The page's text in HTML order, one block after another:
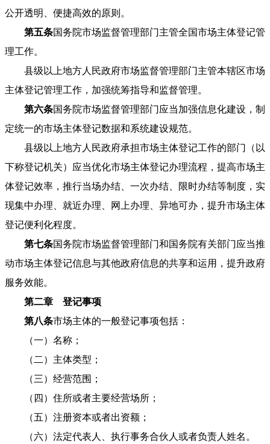
公开透明、便捷高效的原则。
第五条国务院市场监督管理部门主管全国市场主体登记管
理工作。
县级以上地方人民政府市场监督管理部门主管本辖区市场
主体登记管理工作，加强统筹指导和监督管理。
第六条国务院市场监督管理部门应当加强信息化建设，制
定统一的市场主体登记数据和系统建设规范。
县级以上地方人民政府承担市场主体登记工作的部门（以
下称登记机关）应当优化市场主体登记办理流程，提高市场主
体登记效率，推行当场办结、一次办结、限时办结等制度，实
现集中办理、就近办理、网上办理、异地可办，提升市场主体
登记便利化程度。
第七条国务院市场监督管理部门和国务院有关部门应当推
动市场主体登记信息与其他政府信息的共享和运用，提升政府
服务效能。
第二章 登记事项
第八条市场主体的一般登记事项包括：
（一）名称；
（二）主体类型；
（三）经营范围；
（四）住所或者主要经营场所；
（五）注册资本或者出资额；
（六）法定代表人、执行事务合伙人或者负责人姓名。